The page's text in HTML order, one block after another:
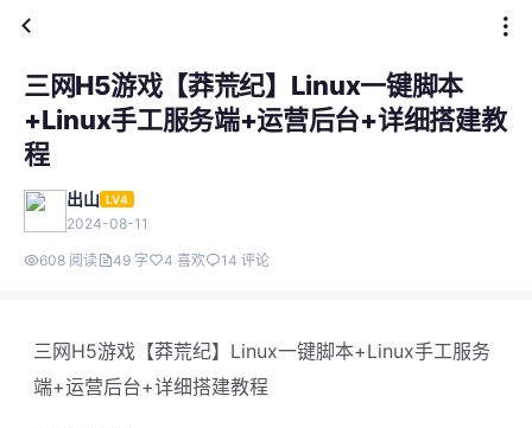
三网H5游戏【莽荒纪】Linux一键脚本
+Linux手工服务端+运营后台+详细搭建教
程
出山 LV4
2024-08-11
608 阅读 49 字 4 喜欢 14 评论
三网H5游戏【莽荒纪】Linux一键脚本+Linux手工服务
端+运营后台+详细搭建教程